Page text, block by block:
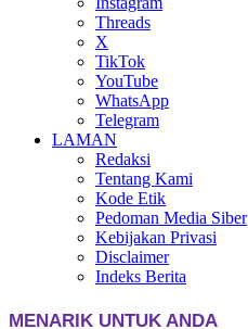
Threads
X
TikTok
YouTube
WhatsApp
Telegram
LAMAN
Redaksi
Tentang Kami
Kode Etik
Pedoman Media Siber
Kebijakan Privasi
Disclaimer
Indeks Berita